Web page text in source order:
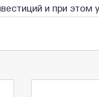
и при этом